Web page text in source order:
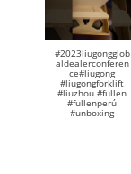
#2023liugongglob
aldealerconferen
ce#liugong
#liugongforklift
#liuzhou #fullen
#fullenperú
#unboxing